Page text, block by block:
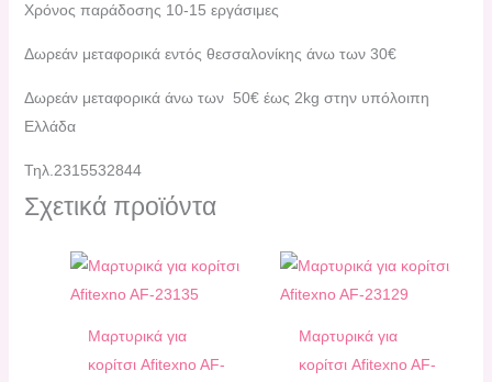
Χρόνος παράδοσης 10-15 εργάσιμες
Δωρεάν μεταφορικά εντός θεσσαλονίκης άνω των 30€
Δωρεάν μεταφορικά άνω των 50€ έως 2kg στην υπόλοιπη
Ελλάδα
Τηλ.2315532844
Σχετικά προϊόντα
Μαρτυρικά για
κορίτσι Afitexno AF-
Μαρτυρικά για
κορίτσι Afitexno AF-